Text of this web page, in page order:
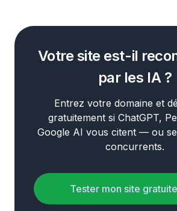
Votre site est-il
par les IA ?
Entrez votre domaine et
gratuitement si ChatGPT,
Google AI vous citent — ou
concurrents.
Tester mon site